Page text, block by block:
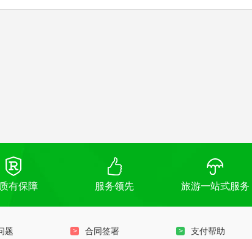
有保障 服务领先 旅游一站式服务
题 > 合同签署 > 支付帮助